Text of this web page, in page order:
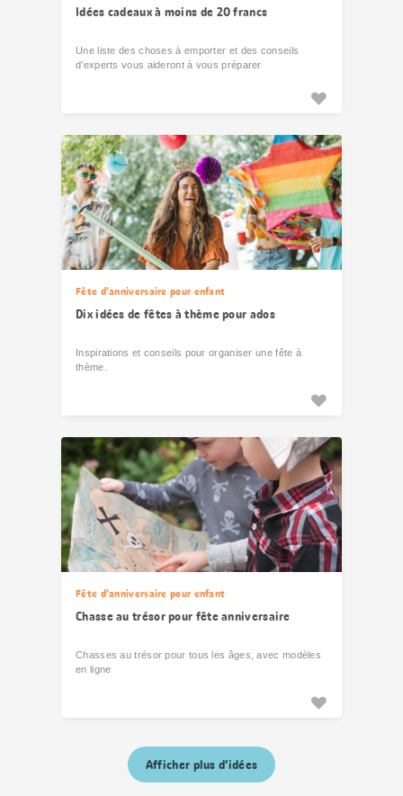
Idées cadeaux à moins de 20 francs
Une liste des choses à emporter et des conseils
d’experts vous aideront à vous préparer
Fête d’anniversaire pour enfant
Dix idées de fêtes à thème pour ados
Inspirations et conseils pour organiser une fête à
thème.
Fête d’anniversaire pour enfant
Chasse au trésor pour fête anniversaire
Chasses au trésor pour tous les âges, avec modèles
en ligne
Afficher plus d’idées